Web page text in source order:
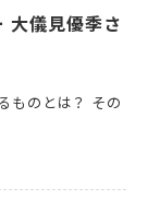
儀見優季さ
ものとは？ その